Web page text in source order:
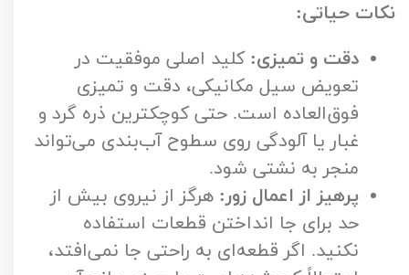
نکات حیاتی:
دقت و تمیزی: کلید اصلی موفقیت در
تعویض سیل مکانیکی، دقت و تمیزی
فوق‌العاده است. حتی کوچکترین ذره گرد و
غبار یا آلودگی روی سطوح آب‌بندی می‌تواند
منجر به نشتی شود.
پرهیز از اعمال زور: هرگز از نیروی بیش از
حد برای جا انداختن قطعات استفاده
نکنید. اگر قطعه‌ای به راحتی جا نمی‌افتد،